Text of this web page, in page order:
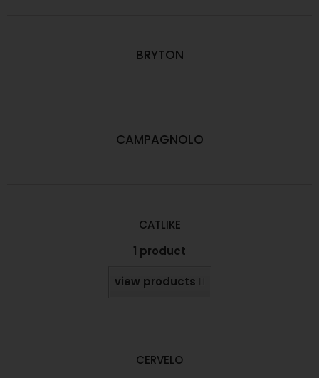
BRYTON
CAMPAGNOLO
CATLIKE
1 product
view products
CERVELO